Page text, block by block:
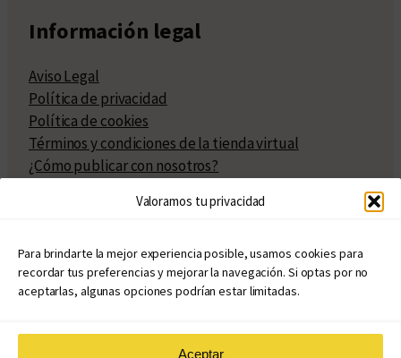
Valoramos tu privacidad
Para brindarte la mejor experiencia posible, usamos cookies para
recordar tus preferencias y mejorar la navegación. Si optas por no
aceptarlas, algunas opciones podrían estar limitadas.
Aceptar
Información legal
Aviso Legal
Política de privacidad
Política de cookies
Términos y condiciones de la tienda virtual
¿Cómo publicar con nosotros?
Políticas de publicación
Políticas de coedición
Atribuciones